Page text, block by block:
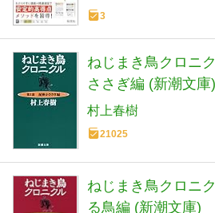
3
ねじまき鳥クロニ
ささぎ編 (新潮文庫)
村上春樹
21025
ねじまき鳥クロニ
る鳥編 (新潮文庫)